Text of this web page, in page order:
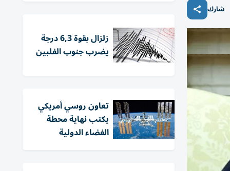
شارك
زلزال بقوة 6,3 درجة
يضرب جنوب الفلبين
تعاون روسي أمريكي
يكتب نهاية محطة
الفضاء الدولية